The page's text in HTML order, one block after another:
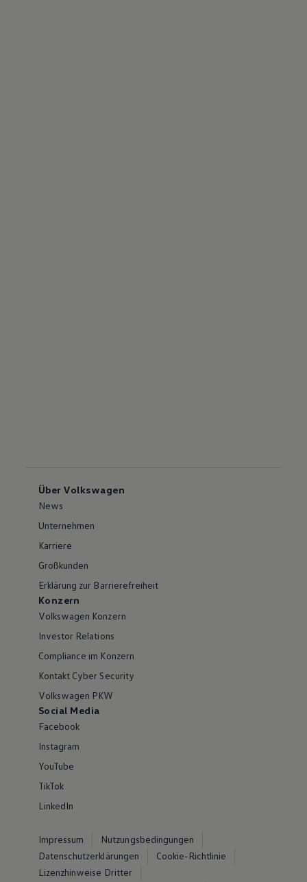
Über Volkswagen
News
Unternehmen
Karriere
Großkunden
Erklärung zur Barrierefreiheit
Konzern
Volkswagen Konzern
Investor Relations
Compliance im Konzern
Kontakt Cyber Security
Volkswagen PKW
Social Media
Facebook
Instagram
YouTube
TikTok
LinkedIn
Impressum
Nutzungsbedingungen
Datenschutzerklärungen
Cookie-Richtlinie
Lizenzhinweise Dritter